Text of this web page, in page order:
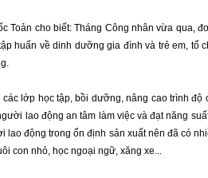
Toản cho biết: Tháng Công nhân vừa qua,
huấn về dinh dưỡng gia đình và trẻ em, tổ
lớp học tập, bồi dưỡng, nâng cao trình độ
lao động an tâm làm việc và đạt năng
động trong ổn định sản xuất nên đã có
con nhỏ, học ngoại ngữ, xăng xe...